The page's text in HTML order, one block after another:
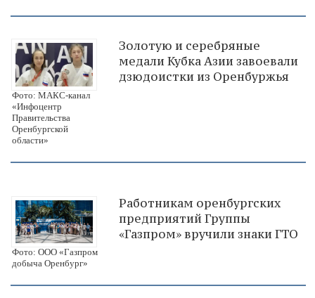
Фото: МАКС-канал
«Инфоцентр
Правительства
Оренбургской
области»
Золотую и серебряные
медали Кубка Азии завоевали
дзюдоистки из Оренбуржья
Фото: ООО «Газпром
добыча Оренбург»
Работникам оренбургских
предприятий Группы
«Газпром» вручили знаки ГТО